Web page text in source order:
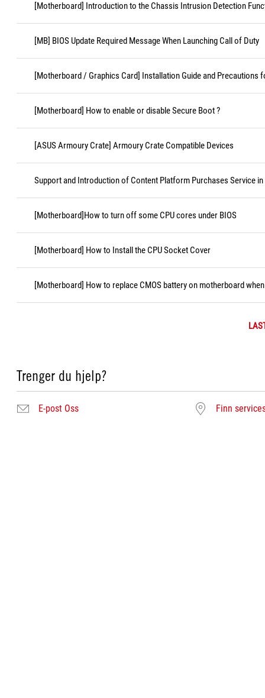
[Motherboard] Introduction to the Chassis Intrusion Detection
[MB] BIOS Update Required Message When Launching Call of Duty
[Motherboard / Graphics Card] Installation Guide and Precautions
[Motherboard] How to enable or disable Secure Boot ?
[ASUS Armoury Crate] Armoury Crate Compatible Devices
Support and Introduction of Content Platform Purchases Service
[Motherboard]How to turn off some CPU cores under BIOS
[Motherboard] How to Install the CPU Socket Cover
[Motherboard] How to replace CMOS battery on motherboard
Trenger du hjelp?
E-post Oss Finn